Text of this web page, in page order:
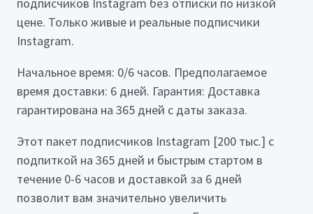
цене. Только живые и реальные подписчики
Instagram.
Начальное время: 0/6 часов. Предполагаемое
время доставки: 6 дней. Гарантия: Доставка
гарантирована на 365 дней с даты заказа.
Этот пакет подписчиков Instagram [200 тыс.] с
подпиткой на 365 дней и быстрым стартом в
течение 0-6 часов и доставкой за 6 дней
позволит вам значительно увеличить